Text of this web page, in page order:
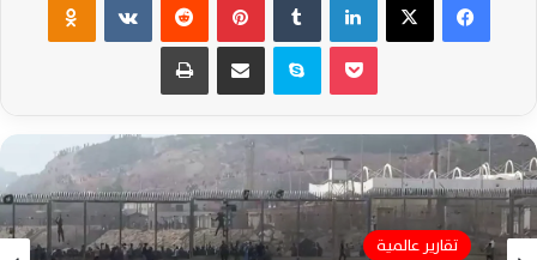
سكايب مشاركة عبر البريد طباعة
تقارير عالمية